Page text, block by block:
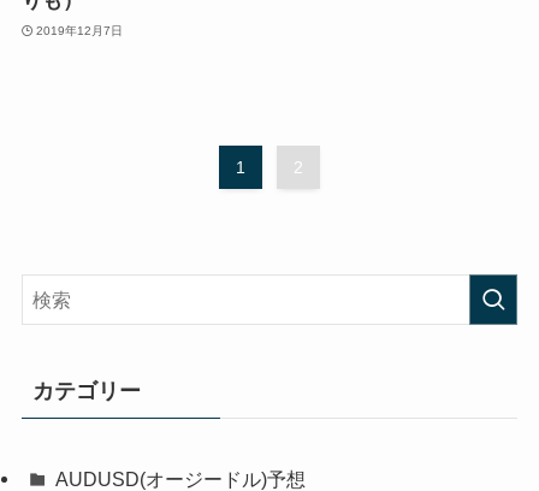
2019年12月7日
1 2
カテゴリー
AUDUSD(オージードル)予想